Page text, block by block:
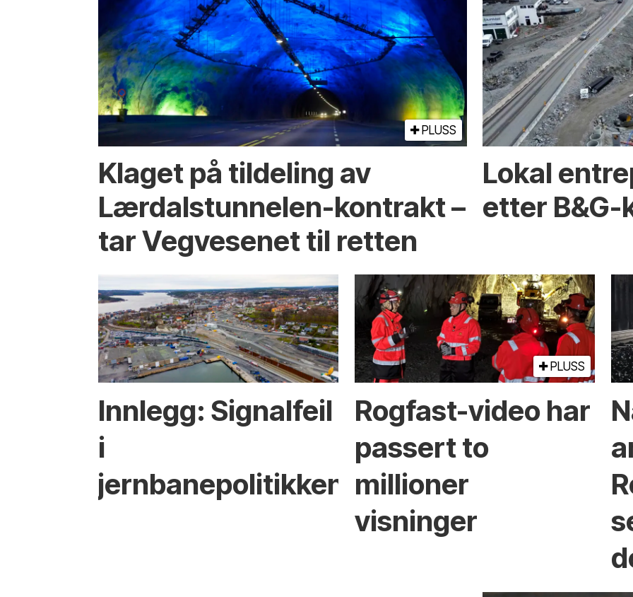
PLUSS
Klaget på tildeling av
Lærdalstunnelen-kontrakt –
tar Vegvesenet til retten
Lokal
etter B&G-
Innlegg: Signalfeil
i
jernbanepolitikken?
PLUSS
Rogfast-video har
passert to
millioner
visninger